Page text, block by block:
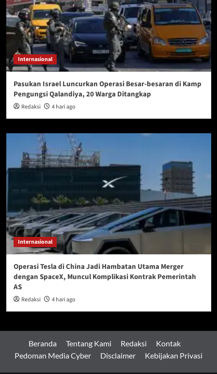
Internasional
Pasukan Israel Luncurkan Operasi Besar-besaran di Kamp
Pengungsi Qalandiya, 20 Warga Ditangkap
Redaksi 4 hari ago
Internasional
Operasi Tesla di China Jadi Hambatan Utama Merger
dengan SpaceX, Muncul Komplikasi Kontrak Pemerintah
AS
Redaksi 4 hari ago
Beranda Tentang Kami Redaksi
Kontak
Pedoman Media Cyber
Disclaimer Kebijakan Privasi